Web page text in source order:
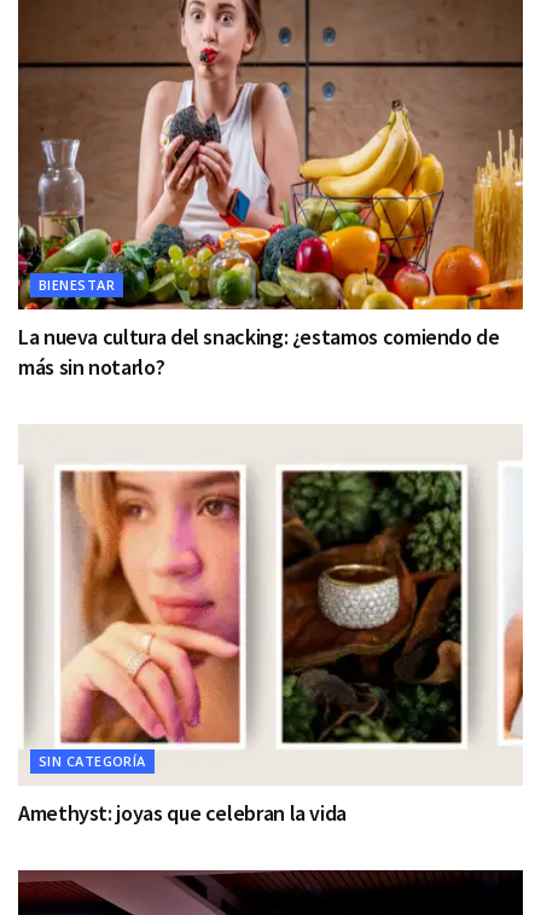
BIENESTAR
La nueva cultura del snacking: ¿estamos comiendo de
más sin notarlo?
SIN CATEGORÍA
Amethyst: joyas que celebran la vida